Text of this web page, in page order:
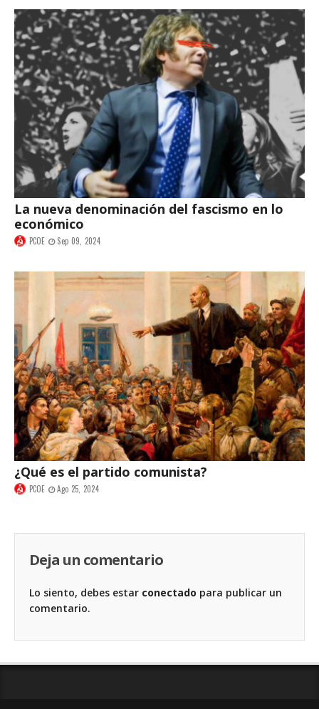
La nueva denominación del fascismo en lo
económico
PCOE Sep 09, 2024
¿Qué es el partido comunista?
PCOE Ago 25, 2024
Deja un comentario
Lo siento, debes estar conectado para publicar un
comentario.